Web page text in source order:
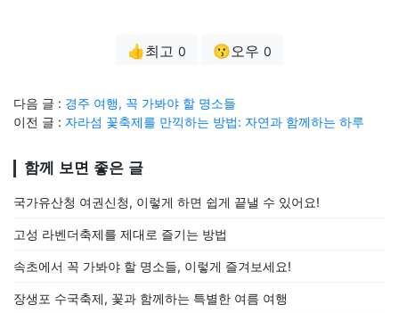
👍최고 0 😗오우 0
다음 글 : 경주 여행, 꼭 가봐야 할 명소들
이전 글 : 자라섬 꽃축제를 만끽하는 방법: 자연과 함께하는 하루
함께 보면 좋은 글
국가유산청 여권신청, 이렇게 하면 쉽게 끝낼 수 있어요!
고성 라벤더축제를 제대로 즐기는 방법
속초에서 꼭 가봐야 할 명소들, 이렇게 즐겨보세요!
장생포 수국축제, 꽃과 함께하는 특별한 여름 여행